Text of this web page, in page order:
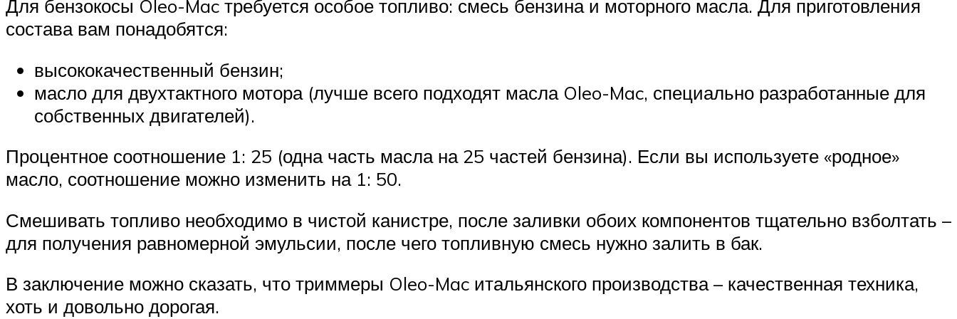
Для бензокосы Oleo-Mac требуется особое топливо: смесь бензина и моторного масла. Для приготовления
состава вам понадобятся:
высококачественный бензин;
масло для двухтактного мотора (лучше всего подходят масла Oleo-Mac, специально разработанные для
собственных двигателей).
Процентное соотношение 1: 25 (одна часть масла на 25 частей бензина). Если вы используете «родное»
масло, соотношение можно изменить на 1: 50.
Смешивать топливо необходимо в чистой канистре, после заливки обоих компонентов тщательно взболтать –
для получения равномерной эмульсии, после чего топливную смесь нужно залить в бак.
В заключение можно сказать, что триммеры Oleo-Mac итальянского производства – качественная техника,
хоть и довольно дорогая.